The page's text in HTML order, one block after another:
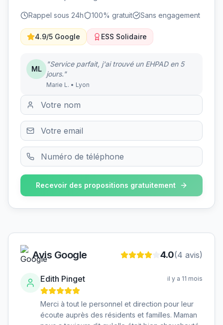
Rappel sous 24h 100% gratuit Sans engagement
4.9/5 Google ESS Solidaire
ML
"Service parfait, j'ai trouvé un EHPAD en 5
jours."
Marie L. • Lyon
Recevoir des propositions gratuitement
Avis Google 4.0(4 avis)
Edith Pinget il y a 11 mois
Merci à tout le personnel et direction pour leur
écoute auprès des résidents et familles. Maman